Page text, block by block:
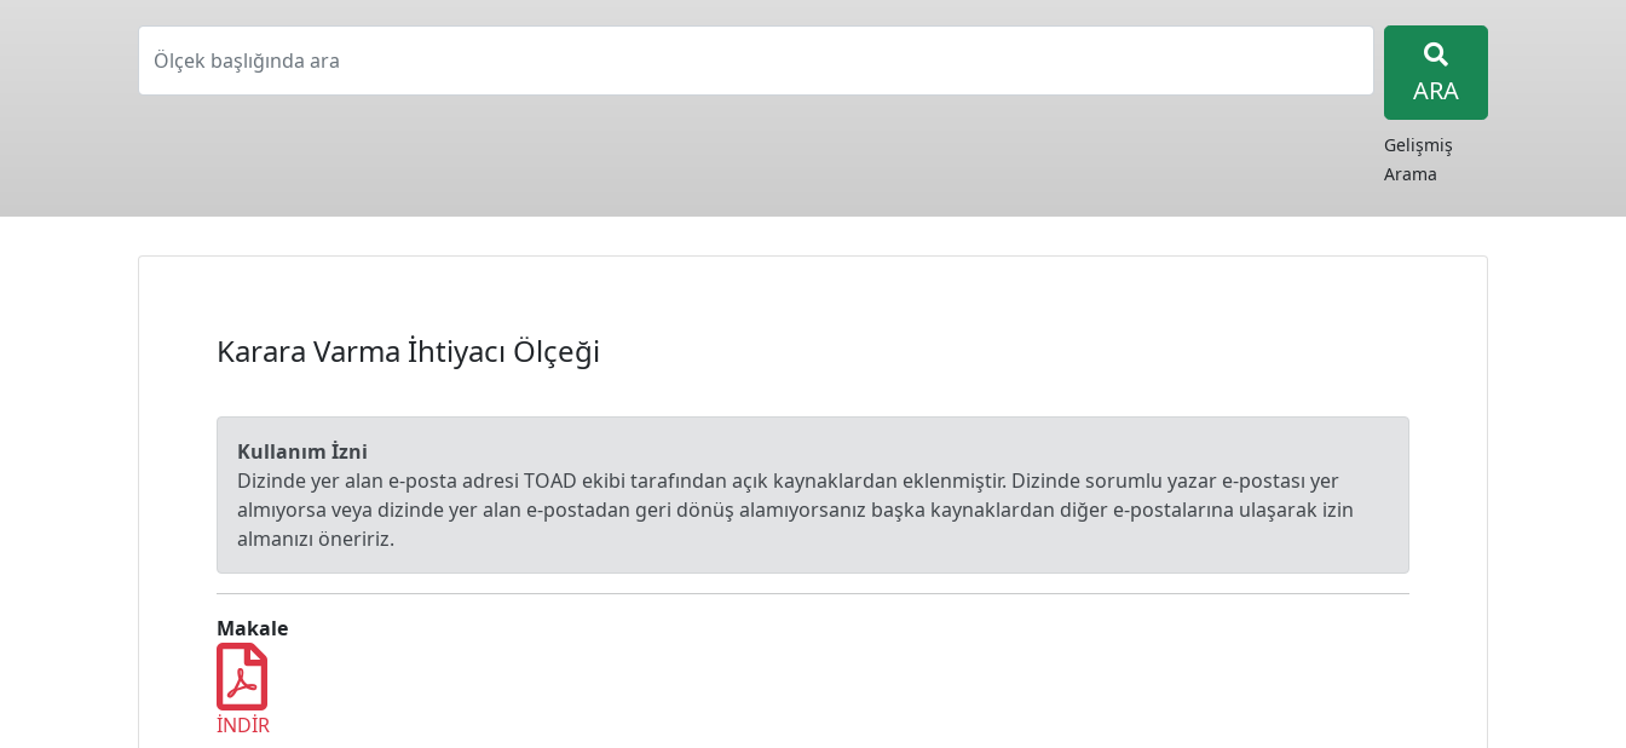
Ölçek başlığında ara
ARA
Gelişmiş
Arama
Karara Varma İhtiyacı Ölçeği
Kullanım İzni
Dizinde yer alan e-posta adresi TOAD ekibi tarafından açık kaynaklardan eklenmiştir. Dizinde sorumlu yazar e-postası yer
almıyorsa veya dizinde yer alan e-postadan geri dönüş alamıyorsanız başka kaynaklardan diğer e-postalarına ulaşarak izin
almanızı öneririz.
Makale
İNDİR